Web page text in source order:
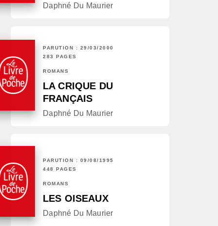
Daphné Du Maurier
PARUTION : 29/03/2000
283 PAGES
ROMANS
LA CRIQUE DU
FRANÇAIS
Daphné Du Maurier
PARUTION : 09/08/1995
448 PAGES
ROMANS
LES OISEAUX
Daphné Du Maurier